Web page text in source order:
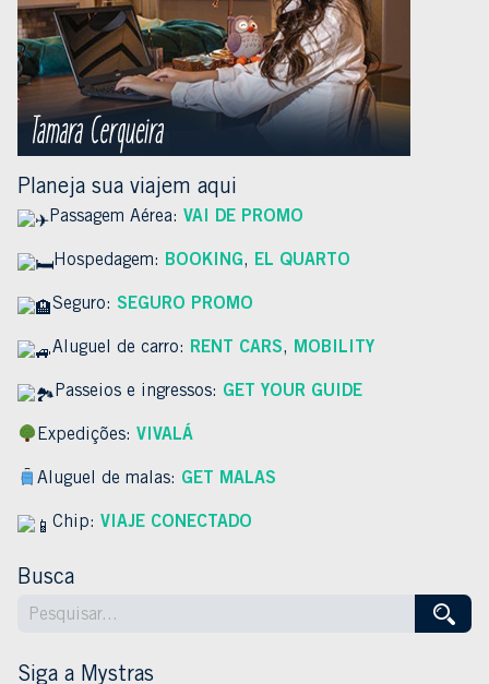
Planeja sua viajem aqui
Passagem Aérea: VAI DE PROMO
Hospedagem: BOOKING, EL QUARTO
Seguro: SEGURO PROMO
Aluguel de carro: RENT CARS, MOBILITY
Passeios e ingressos: GET YOUR GUIDE
Expedições:VIVALÁ
Aluguel de malas: GET MALAS
Chip: VIAJE CONECTADO
Busca
Siga a Mystras